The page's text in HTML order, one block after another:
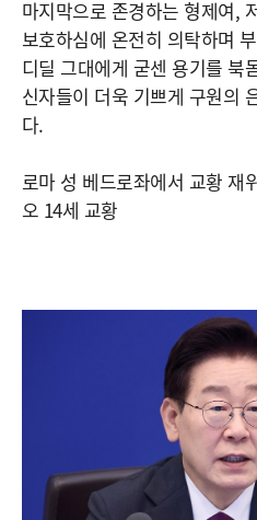
마지막으로 존경하는 형제여,
보호하심에 온전히 의탁하며
디딜 그대에게 굳센 용기를 북
신자들이 더욱 기쁘게 구원의
다.
로마 성 베드로좌에서 교황 재
오 14세 교황